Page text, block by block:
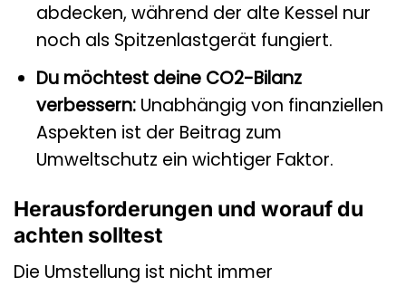
abdecken, während der alte Kessel nur
noch als Spitzenlastgerät fungiert.
Du möchtest deine CO2-Bilanz
verbessern:Unabhängig von finanziellen
Aspekten ist der Beitrag zum
Umweltschutz ein wichtiger Faktor.
Herausforderungen und worauf du
achten solltest
Die Umstellung ist nicht immer